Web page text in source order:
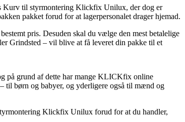
Kurv til styrmontering Klickfix Unilux, der dog er
pakket forud for at lagerpersonalet drager hjemad.
pris. Desuden skal du vælge den mest betalelige
Grindsted – vil blive at få leveret din pakke til et
på grund af dette har mange KLICKfix online
til børn og babyer, og yderligere også til mænd og
Klickfix Unilux forud for at du handler,